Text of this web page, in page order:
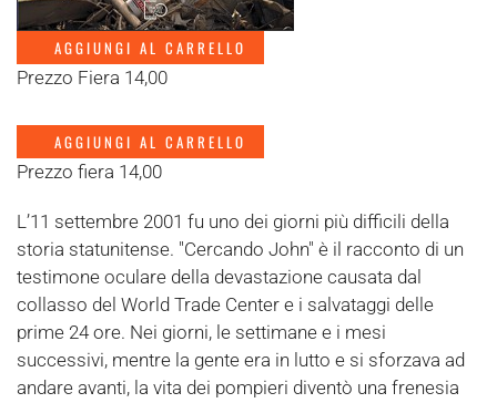
AGGIUNGI AL CARRELLO
Prezzo Fiera 14,00
AGGIUNGI AL CARRELLO
Prezzo fiera 14,00
L’11 settembre 2001 fu uno dei giorni più difficili della
storia statunitense. "Cercando John" è il racconto di un
testimone oculare della devastazione causata dal
collasso del World Trade Center e i salvataggi delle
prime 24 ore. Nei giorni, le settimane e i mesi
successivi, mentre la gente era in lutto e si sforzava ad
andare avanti, la vita dei pompieri diventò una frenesia